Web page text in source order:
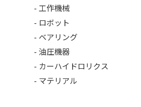
工作機械
ロボット
ベアリング
油圧機器
カーハイドロリクス
マテリアル